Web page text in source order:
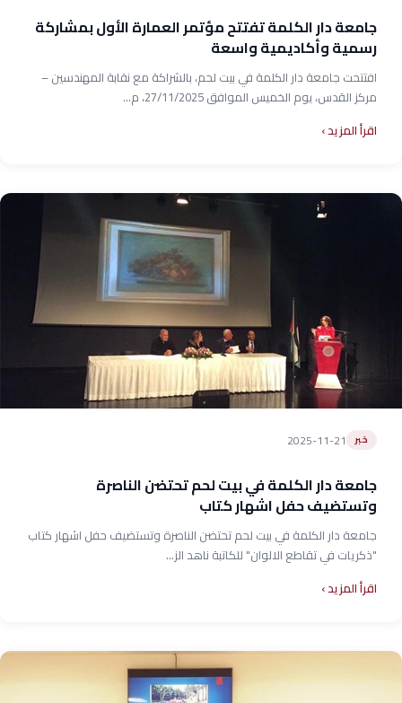
جامعة دار الكلمة تفتتح مؤتمر العمارة الأول بمشاركة
رسمية وأكاديمية واسعة
افتتحت جامعة دار الكلمة في بيت لحم، بالشراكة مع نقابة المهندسين –
مركز القدس، يوم الخميس الموافق 27/11/2025، م...
اقرأ المزيد
خبر 2025-11-21
جامعة دار الكلمة في بيت لحم تحتضن الناصرة
وتستضيف حفل اشهار كتاب
جامعة دار الكلمة في بيت لحم تحتضن الناصرة وتستضيف حفل اشهار كتاب
"ذكريات في تقاطع الالوان" للكاتبة ناهد الز...
اقرأ المزيد